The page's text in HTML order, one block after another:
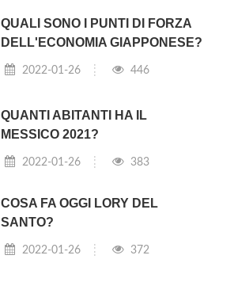
QUALI SONO I PUNTI DI FORZA
DELL'ECONOMIA GIAPPONESE?
2022-01-26 446
QUANTI ABITANTI HA IL
MESSICO 2021?
2022-01-26 383
COSA FA OGGI LORY DEL
SANTO?
2022-01-26 372